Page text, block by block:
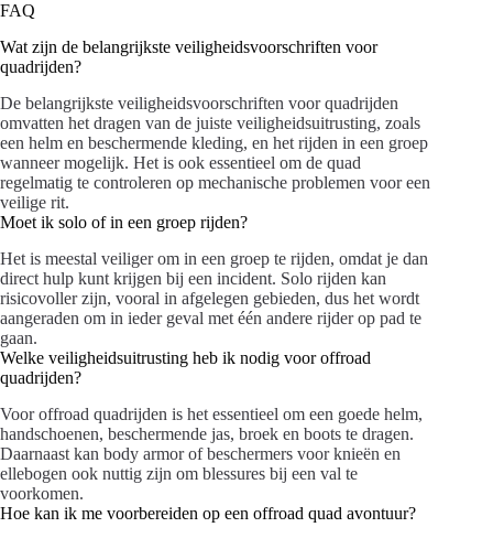
FAQ
Wat zijn de belangrijkste veiligheidsvoorschriften voor
quadrijden?
De belangrijkste veiligheidsvoorschriften voor quadrijden
omvatten het dragen van de juiste veiligheidsuitrusting, zoals
een helm en beschermende kleding, en het rijden in een groep
wanneer mogelijk. Het is ook essentieel om de quad
regelmatig te controleren op mechanische problemen voor een
veilige rit.
Moet ik solo of in een groep rijden?
Het is meestal veiliger om in een groep te rijden, omdat je dan
direct hulp kunt krijgen bij een incident. Solo rijden kan
risicovoller zijn, vooral in afgelegen gebieden, dus het wordt
aangeraden om in ieder geval met één andere rijder op pad te
gaan.
Welke veiligheidsuitrusting heb ik nodig voor offroad
quadrijden?
Voor offroad quadrijden is het essentieel om een goede helm,
handschoenen, beschermende jas, broek en boots te dragen.
Daarnaast kan body armor of beschermers voor knieën en
ellebogen ook nuttig zijn om blessures bij een val te
voorkomen.
Hoe kan ik me voorbereiden op een offroad quad avontuur?